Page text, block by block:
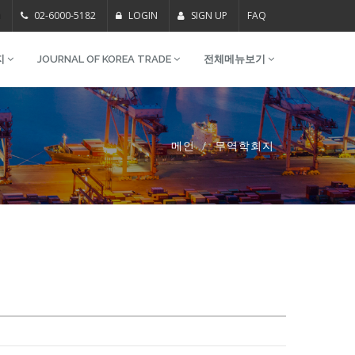
02-6000-5182 LOGIN SIGN UP FAQ
JOURNAL OF KOREA TRADE 전체메뉴보기
메인 무역학회지